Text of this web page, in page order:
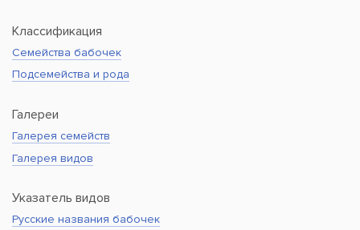
Классификация
Семейства бабочек
Подсемейства и рода
Галереи
Галерея семейств
Галерея видов
Указатель видов
Русские названия бабочек